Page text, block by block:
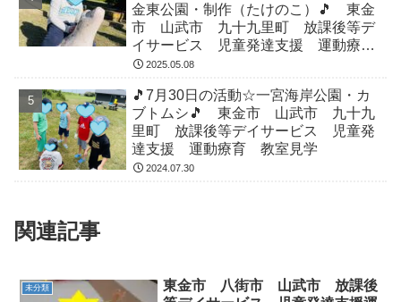
金東公園・制作（たけのこ）🎵 東金
市 山武市 九十九里町 放課後等デ
イサービス 児童発達支援 運動療
育 教室見学
2025.05.08
🎵7月30日の活動☆一宮海岸公園・カ
ブトムシ🎵 東金市 山武市 九十九
里町 放課後等デイサービス 児童発
達支援 運動療育 教室見学
2024.07.30
関連記事
未分類
東金市 八街市 山武市 放課後